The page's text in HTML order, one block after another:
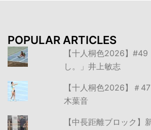
ン
POPULAR ARTICLES
【十人桐色2026】#49
し。」井上敏志
【十人桐色2026】＃
木葉音
【中長距離ブロック】